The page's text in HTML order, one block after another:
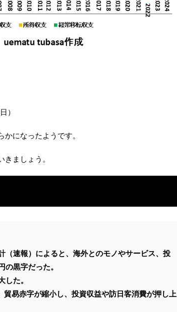
）
になったようです。
ましょう。
速報）によると、海外とのモノやサービス、投
黒字だった。
た。
易赤字が縮小し、投資収益や訪日客消費が押し上